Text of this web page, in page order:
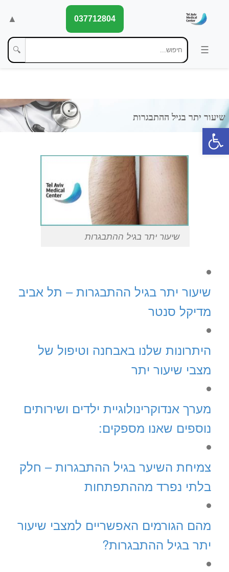
פתח סרגל נגישות
▲ 037712804
🔍
שיעור יתר בגיל ההתבגרות
שיעור יתר בגיל ההתבגרות – תל אביב
מדיקל סנטר
היתרונות שלנו באבחנה וטיפול של
מצבי שיעור יתר
מערך אנדוקרינולוגיית ילדים ושירותים
נוספים שאנו מספקים:
צמיחת השיער בגיל ההתבגרות – חלק
בלתי נפרד מההתפתחות
מהם הגורמים האפשריים למצבי שיעור
יתר בגיל ההתבגרות?